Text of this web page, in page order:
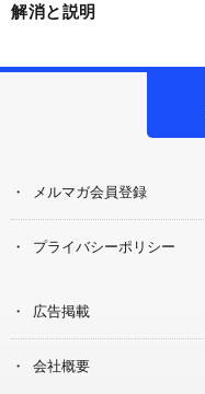
解消と説明
メルマガ会員登録
プライバシーポリシー
広告掲載
会社概要